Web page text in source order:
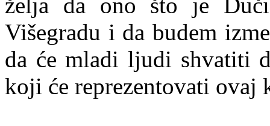
Višegradu i da budem
da će mladi ljudi shvatiti
koji će reprezentovati ovaj